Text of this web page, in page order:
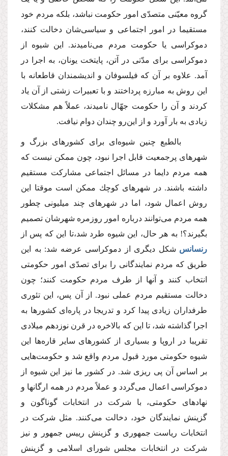
گروه معیّنى متصدّى امور حكومت نباشد، بلكه مردم خود
مستقیما در امور اجتماعى و سیاسى‌شان دخالت كنند،
دموكراسى یا حكومت مردم مى‌نامیدند. این شیوه از
دموكراسى براى مدّتى در آتن، پایتخت یونان، به اجرا در
آمد. علاوه بر آن كه فیلسوفان و اندیشمندان قاطعانه با
این روش به مبارزه پرداختند و با تعبیرات زشتى از آن یاد
كردند و آن را حكومت جهّال نامیدند، عملاً هم مشكلات
زیادى به بار آورد و از این‌رو چندان دوام نیافت.
بالطبع چنین شیوه‌اى براى كشورهاى بزرگ و
شهرهاى پرجمعیت قابل اجرا نبود، چون ممكن نیست كه
همه مردم دایما در مسائل اجتماعى مشاركت مستقیم
داشته باشند. در شهرهاى كوچك ممكن است موقتا این
روش اعمال شود، اما در شهرهاى چند میلیونى چطور
همه مردم مى‌توانند درباره امور روزمره شهرشان تصمیم
بگیرند؟! به هر حال، این شیوه طرد شد،تا این كه پس از
رنسانس شكل دیگرى از دموكراسى عرضه شد: به این
طریق كه مردم نمایندگانى را براى تصدّى امور حكومتى
انتخاب كنند و آنها از طرف مردم حكومت كنند؛ چون
دخالت مستقیم مردم عملى نبود. از آن پس، این تئورى
طرفداران زیادى پیدا كرد و تدریجا در پاره‌اى كشورها به
اجرا گذاشته شد، تا این كه بالاخره در قرن نوزدهم میلادى
تقریبا در اروپا و بسیارى از كشورهاى سایر قاره‌ها این
شیوه حكومتى مورد قبول مردم واقع شد و حكومت‌هایى
بر اساس آن پى ریزى شد. در كشور ما نیز این شیوه از
دموكراسى اعمال مى‌گردد و عملاً مردم در همه ارگانها و
نهادهاى حكومتى، با شركت در انتخابات گوناگون و
گزینش نمایندگان خود، دخالت مى‌كنند. مثل شركت در
انتخابات ریاست جمهورى و گزینش رییس جمهور و نیز
شركت در انتخابات مجلس شوراى اسلامى و گزینش